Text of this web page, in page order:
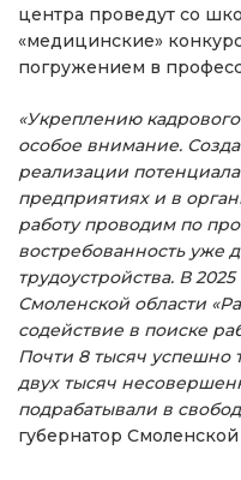
центра проведут со
«медицинские»
погружением в
«Укреплению
особое внимание.
реализации
предприятиях и в
работу проводим по
востребованность уже
трудоустройства. В
Смоленской области
содействие в поиске
Почти 8 тысяч успешно
двух тысяч
подрабатывали в
губернатор